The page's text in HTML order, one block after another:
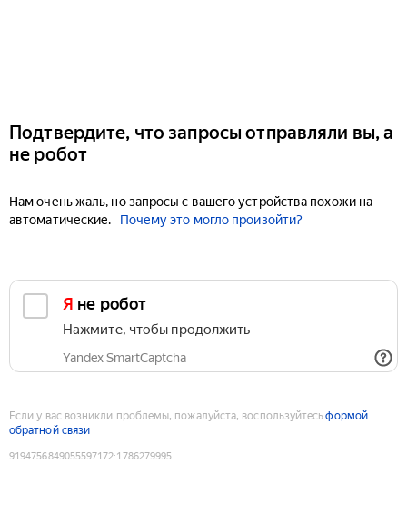
Подтвердите, что запросы отправляли вы, а
не робот
Нам очень жаль, но запросы с вашего устройства похожи на
автоматические.
Почему это могло произойти?
Я не робот
Нажмите, чтобы продолжить
Yandex SmartCaptcha
Если у вас возникли проблемы, пожалуйста, воспользуйтесьформой
обратной связи
9194756849055597172:1786279995